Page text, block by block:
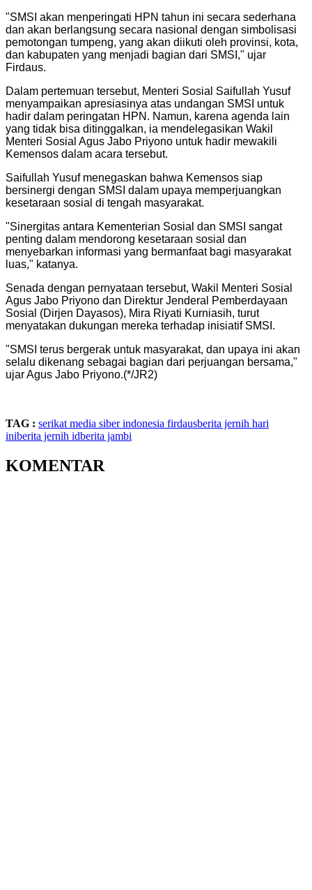
"SMSI akan menperingati HPN tahun ini secara sederhana
dan akan berlangsung secara nasional dengan simbolisasi
pemotongan tumpeng, yang akan diikuti oleh provinsi, kota,
dan kabupaten yang menjadi bagian dari SMSI," ujar
Firdaus.
Dalam pertemuan tersebut, Menteri Sosial Saifullah Yusuf
menyampaikan apresiasinya atas undangan SMSI untuk
hadir dalam peringatan HPN. Namun, karena agenda lain
yang tidak bisa ditinggalkan, ia mendelegasikan Wakil
Menteri Sosial Agus Jabo Priyono untuk hadir mewakili
Kemensos dalam acara tersebut.
Saifullah Yusuf menegaskan bahwa Kemensos siap
bersinergi dengan SMSI dalam upaya memperjuangkan
kesetaraan sosial di tengah masyarakat.
"Sinergitas antara Kementerian Sosial dan SMSI sangat
penting dalam mendorong kesetaraan sosial dan
menyebarkan informasi yang bermanfaat bagi masyarakat
luas," katanya.
Senada dengan pernyataan tersebut, Wakil Menteri Sosial
Agus Jabo Priyono dan Direktur Jenderal Pemberdayaan
Sosial (Dirjen Dayasos), Mira Riyati Kurniasih, turut
menyatakan dukungan mereka terhadap inisiatif SMSI.
"SMSI terus bergerak untuk masyarakat, dan upaya ini akan
selalu dikenang sebagai bagian dari perjuangan bersama,"
ujar Agus Jabo Priyono.(*/JR2)
TAG : serikat media siber indonesia firdausberita jernih hari
iniberita jernih idberita jambi
KOMENTAR